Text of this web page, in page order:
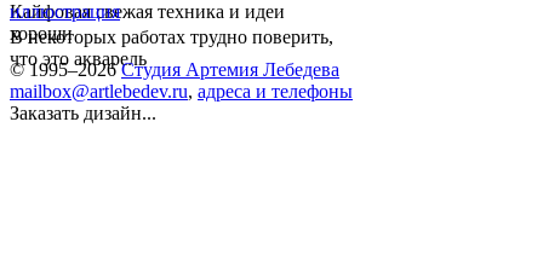
Кайфовая свежая техника и идеи
хороши
В некоторых работах трудно поверить,
что это акварель
иллюстрация
© 1995–2026 Студия Артемия Лебедева
mailbox@artlebedev.ru, адреса и телефоны
Заказать дизайн...